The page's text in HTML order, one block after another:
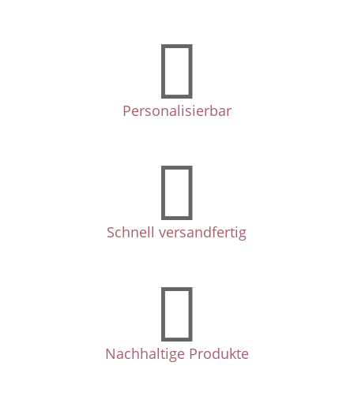

Personalisierbar

Schnell versandfertig

Nachhaltige Produkte